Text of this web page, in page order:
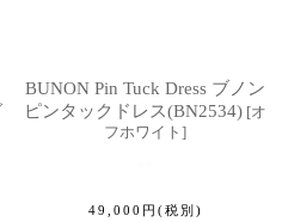
BUNON Pin Tuck Dress ブノン
ピンタックドレス(BN2534) [オ
フホワイト ]
49,000 円 (税別)